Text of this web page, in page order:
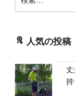
索:
人気の投稿
丈
持